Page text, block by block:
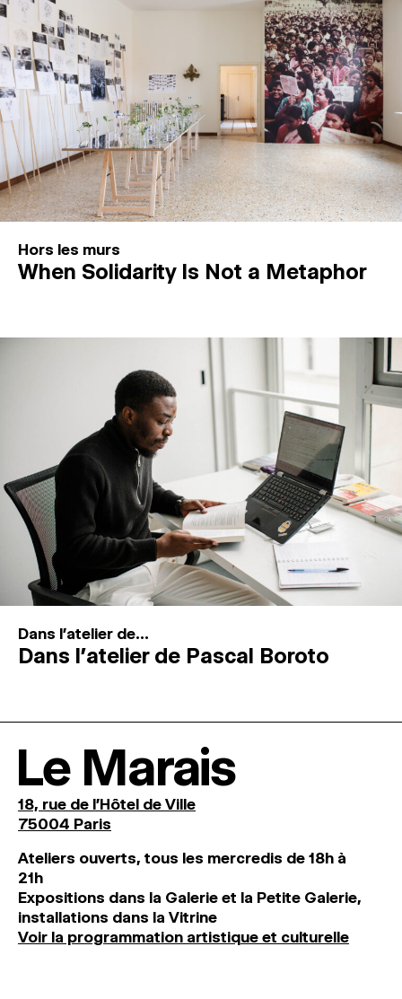
Hors les murs
When Solidarity Is Not a Metaphor
Dans l'atelier de...
Dans l’atelier de Pascal Boroto
Le Marais
18, rue de l'Hôtel de Ville
75004 Paris
Ateliers ouverts, tous les mercredis de 18h à
21h
Expositions dans la Galerie et la Petite Galerie,
installations dans la Vitrine
Voir la programmation artistique et culturelle